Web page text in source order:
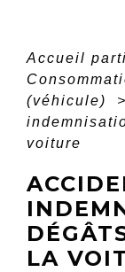
Accueil
(véhicule)
>
voiture
LA